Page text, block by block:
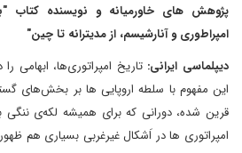
پژوهش های خاورمیانه و نویسنده کتاب
امپراطوری و آنارشیسم، از مدیترانه تا چین"
دیپلماسی ایرانی:تاریخ امپراتوری‌ها، ابهامی
این مفهوم با سلطه اروپایی ها بر بخش‌های
قرین شده، دورانی که برای همیشه لکه‌ی ننگی
امپراتوری ها در اَشکال غیرغربی بسیاری هم ظهور